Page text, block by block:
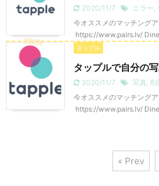
2020/11/7 エラー,
今オススメのマッチン
https://www.pairs.lv/
タップル
タップルで自分の
2020/11/7 写真, 削
今オススメのマッチン
https://www.pairs.lv/
« Prev